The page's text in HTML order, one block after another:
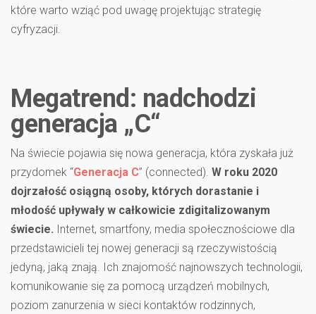
które warto wziąć pod uwagę projektując strategię
cyfryzacji.
Megatrend: nadchodzi
generacja „C“
Na świecie pojawia się nowa generacja, która zyskała już
przydomek “Generacja C” (connected). W roku 2020
dojrzałość osiągną osoby, których dorastanie i
młodość upływały w całkowicie zdigitalizowanym
świecie. Internet, smartfony, media społecznościowe dla
przedstawicieli tej nowej generacji są rzeczywistością
jedyną, jaką znają. Ich znajomość najnowszych technologii,
komunikowanie się za pomocą urządzeń mobilnych,
poziom zanurzenia w sieci kontaktów rodzinnych,